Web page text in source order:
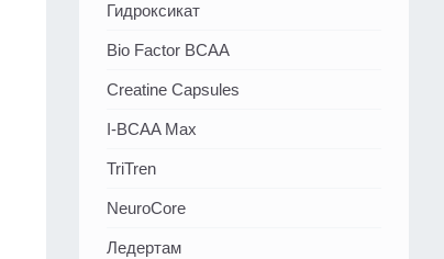
Гидроксикат
Bio Factor BCAA
Creatine Capsules
I-BCAA Max
TriTren
NeuroCore
Ледертам